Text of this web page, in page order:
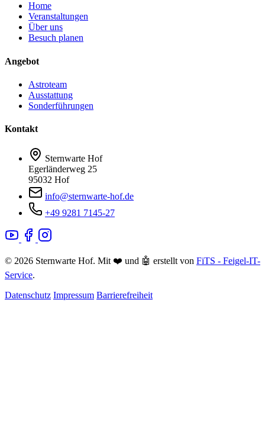
Home
Veranstaltungen
Über uns
Besuch planen
Angebot
Astroteam
Ausstattung
Sonderführungen
Kontakt
Sternwarte Hof
Egerländerweg 25
95032 Hof
info@sternwarte-hof.de
+49 9281 7145-27
© 2026 Sternwarte Hof. Mit ❤️ und 🤖 erstellt von FiTS - Feigel-IT-
Service.
Datenschutz Impressum Barrierefreiheit